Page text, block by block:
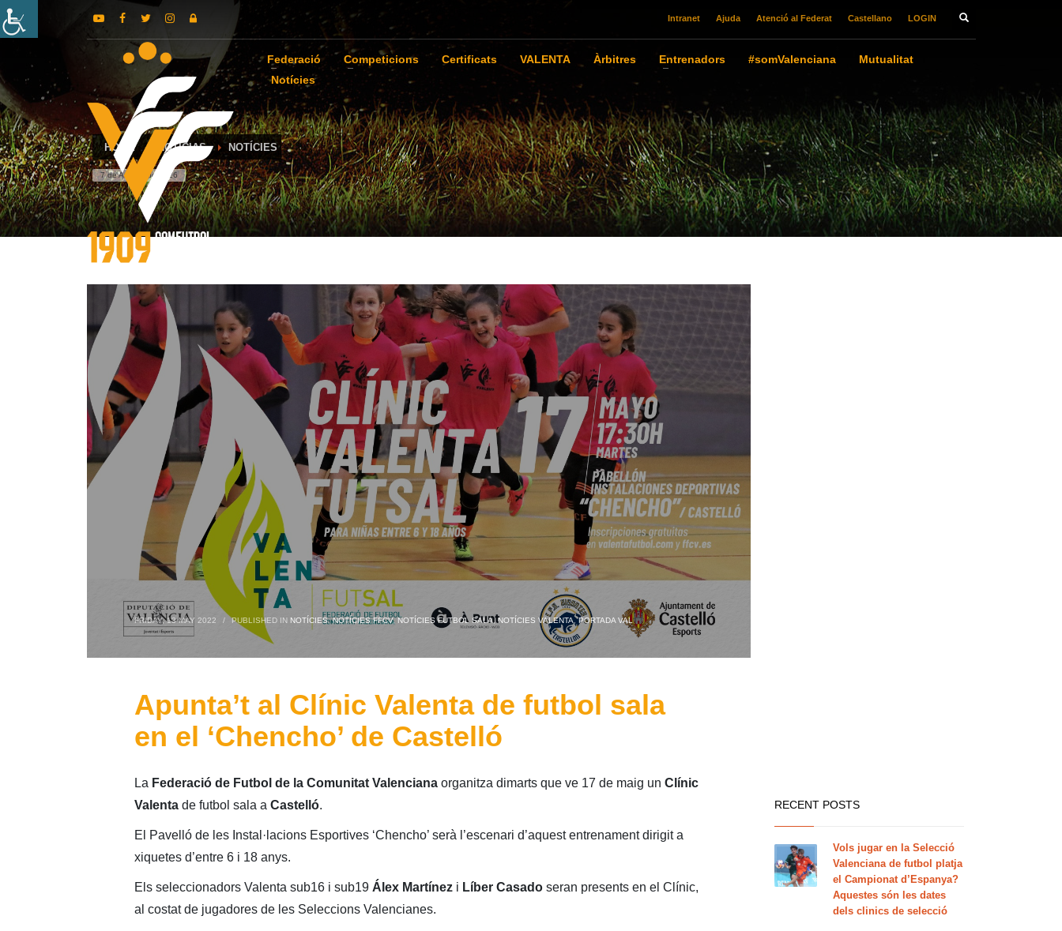
Intranet Ajuda Atenció al Federat Castellano LOGIN
Federació Competicions Certificats VALENTA Àrbitres Entrenadors #somValenciana
Mutualitat
Notícies
HOME NOTICIAS NOTÍCIES
7 de August de 2026
FRIDAY, 13 MAY 2022 / PUBLISHED IN NOTÍCIES,NOTÍCIES FFCV,NOTÍCIES FUTBOL SALA,NOTÍCIES VALENTA,PORTADA VAL
Apunta’t al Clínic Valenta de futbol sala
en el ‘Chencho’ de Castelló
La Federació de Futbol de la Comunitat Valencianaorganitza dimarts que ve 17 de maig un Clínic
Valentade futbol sala a Castelló.
El Pavelló de les Instal·lacions Esportives ‘Chencho’ serà l’escenari d’aquest entrenament dirigit a
xiquetes d’entre 6 i 18 anys.
Els seleccionadors Valenta sub16 i sub19 Álex Martínezi Líber Casadoseran presents en el Clínic,
al costat de jugadores de les Seleccions Valencianes.
RECENT POSTS
Vols jugar en la Selecció
Valenciana de futbol platja
el Campionat d’Espanya?
Aquestes són les dates
dels clinics de selecció